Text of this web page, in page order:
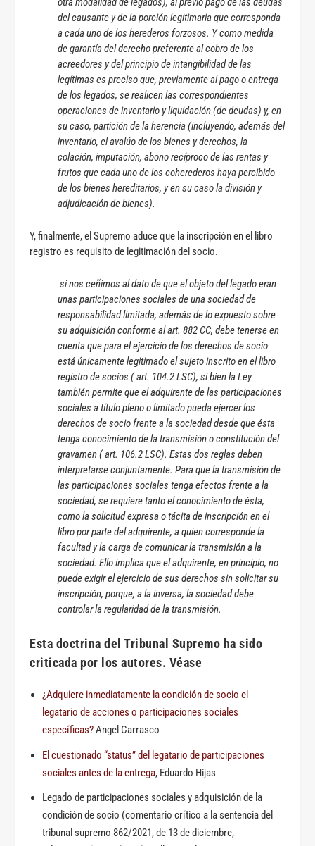
del causante y de la porción legitimaria que corresponda
a cada uno de los herederos forzosos. Y como medida
de garantía del derecho preferente al cobro de los
acreedores y del principio de intangibilidad de las
legítimas es preciso que, previamente al pago o entrega
de los legados, se realicen las correspondientes
operaciones de inventario y liquidación (de deudas) y, en
su caso, partición de la herencia (incluyendo, además del
inventario, el avalúo de los bienes y derechos, la
colación, imputación, abono recíproco de las rentas y
frutos que cada uno de los coherederos haya percibido
de los bienes hereditarios, y en su caso la división y
adjudicación de bienes).
Y, finalmente, el Supremo aduce que la inscripción en el libro
registro es requisito de legitimación del socio.
si nos ceñimos al dato de que el objeto del legado eran
unas participaciones sociales de una sociedad de
responsabilidad limitada, además de lo expuesto sobre
su adquisición conforme al art. 882 CC, debe tenerse en
cuenta que para el ejercicio de los derechos de socio
está únicamente legitimado el sujeto inscrito en el libro
registro de socios ( art. 104.2 LSC), si bien la Ley
también permite que el adquirente de las participaciones
sociales a título pleno o limitado pueda ejercer los
derechos de socio frente a la sociedad desde que ésta
tenga conocimiento de la transmisión o constitución del
gravamen ( art. 106.2 LSC). Estas dos reglas deben
interpretarse conjuntamente. Para que la transmisión de
las participaciones sociales tenga efectos frente a la
sociedad, se requiere tanto el conocimiento de ésta,
como la solicitud expresa o tácita de inscripción en el
libro por parte del adquirente, a quien corresponde la
facultad y la carga de comunicar la transmisión a la
sociedad. Ello implica que el adquirente, en principio, no
puede exigir el ejercicio de sus derechos sin solicitar su
inscripción, porque, a la inversa, la sociedad debe
controlar la regularidad de la transmisión.
Esta doctrina del Tribunal Supremo ha sido
criticada por los autores. Véase
¿Adquiere inmediatamente la condición de socio el
legatario de acciones o participaciones sociales
específicas?Angel Carrasco
El cuestionado “status” del legatario de participaciones
sociales antes de la entrega, Eduardo Hijas
Legado de participaciones sociales y adquisición de la
condición de socio (comentario crítico a la sentencia del
tribunal supremo 862/2021, de 13 de diciembre,